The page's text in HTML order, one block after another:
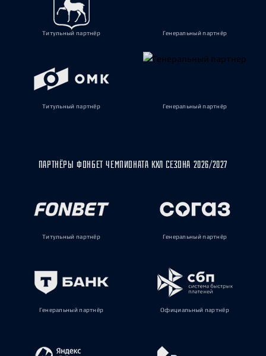
Титульный партнёр Генеральный партнёр
Титульный партнёр Генеральный партнёр
ПАРТНЁРЫ ФОНБЕТ ЧЕМПИОНАТА КХЛ СЕЗОНА 2026/2027
Титульный партнёр Генеральный партнёр
Генеральный партнёр Официальный партнёр